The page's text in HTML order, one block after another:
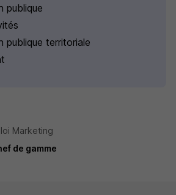
publique
publique territoriale
Marketing
de gamme